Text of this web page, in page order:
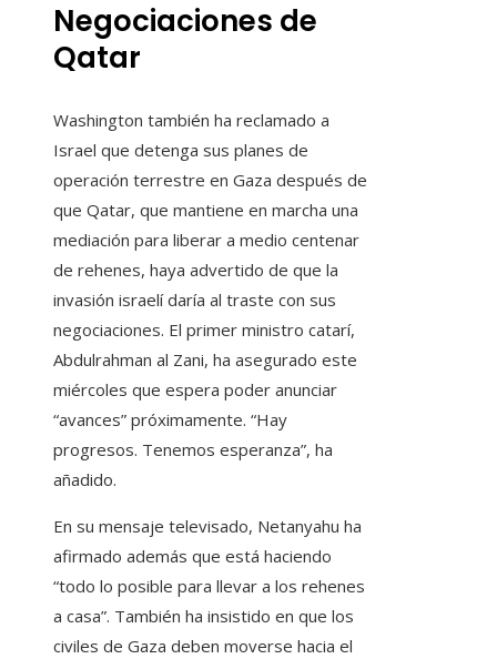
Negociaciones de
Qatar
Washington también ha reclamado a
Israel que detenga sus planes de
operación terrestre en Gaza después de
que Qatar, que mantiene en marcha una
mediación para liberar a medio centenar
de rehenes, haya advertido de que la
invasión israelí daría al traste con sus
negociaciones. El primer ministro catarí,
Abdulrahman al Zani, ha asegurado este
miércoles que espera poder anunciar
“avances” próximamente. “Hay
progresos. Tenemos esperanza”, ha
añadido.
En su mensaje televisado, Netanyahu ha
afirmado además que está haciendo
“todo lo posible para llevar a los rehenes
a casa”. También ha insistido en que los
civiles de Gaza deben moverse hacia el